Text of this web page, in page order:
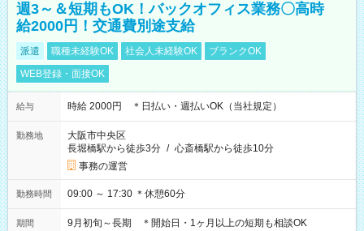
週3～＆短期もOK！バックオフィス業務〇高時
給2000円！交通費別途支給
派遣 職種未経験OK 社会人未経験OK
ブランクOK
WEB登録・面接OK
給与 時給 2000円 ＊日払い・週払いOK（当社規定）
勤務地
大阪市中央区
長堀橋駅から徒歩3分 / 心斎橋駅から徒歩10分
事務の運営
勤務時間 09:00 ～ 17:30 ＊休憩60分
期間 9月初旬～長期 ＊開始日・1ヶ月以上の短期も相談OK